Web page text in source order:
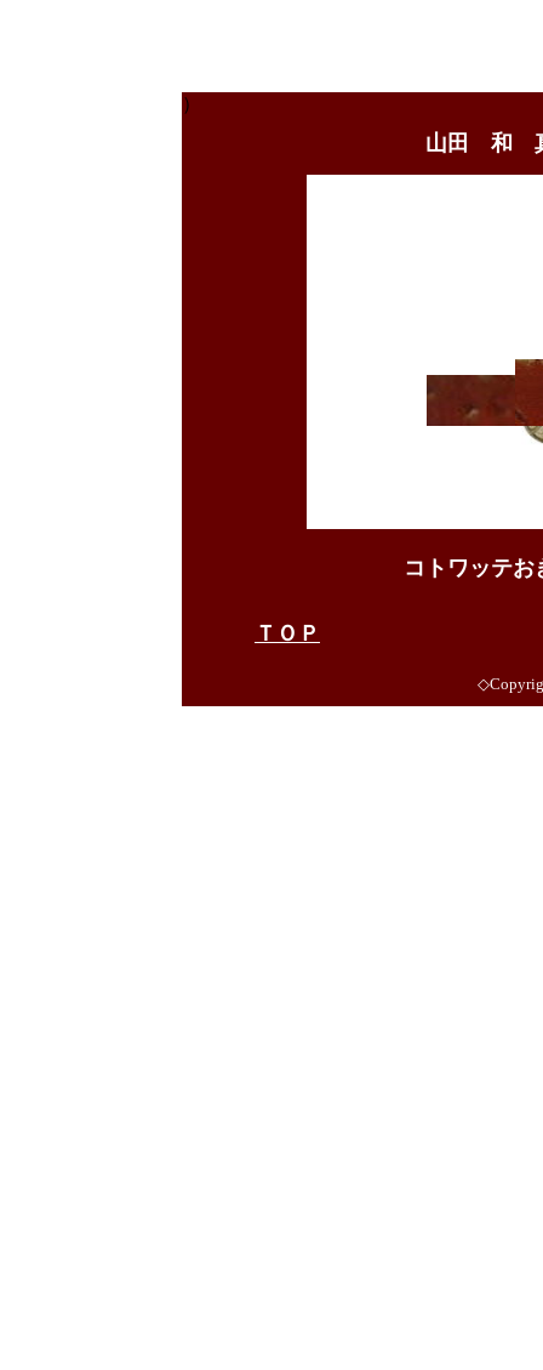
コトワッテ
ＴＯＰ
山田 和 真
）